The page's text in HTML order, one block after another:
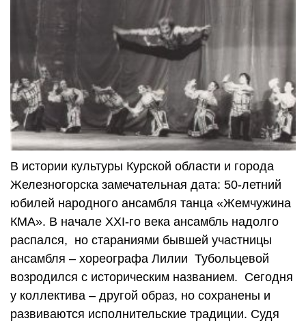
В истории культуры Курской области и города
Железногорска замечательная дата: 50-летний
юбилей народного ансамбля танца «Жемчужина
КМА». В начале ХХI-го века ансамбль надолго
распался, но стараниями бывшей участницы
ансамбля – хореографа Лилии Тубольцевой
возродился с историческим названием. Сегодня
у коллектива – другой образ, но сохранены и
развиваются исполнительские традиции. Судя